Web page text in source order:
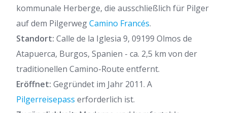
kommunale Herberge, die ausschließlich für Pilger
auf dem PilgerwegCamino Francés.
Standort: Calle de la Iglesia 9, 09199 Olmos de
Atapuerca, Burgos, Spanien - ca. 2,5 km von der
traditionellen Camino-Route entfernt.
Eröffnet: Gegründet im Jahr 2011. A
Pilgerreisepass erforderlich ist.